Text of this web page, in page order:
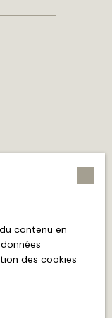
contenu en
des cookies